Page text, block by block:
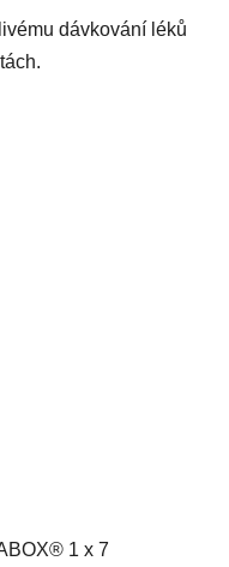
dávkování léků
1 x 7